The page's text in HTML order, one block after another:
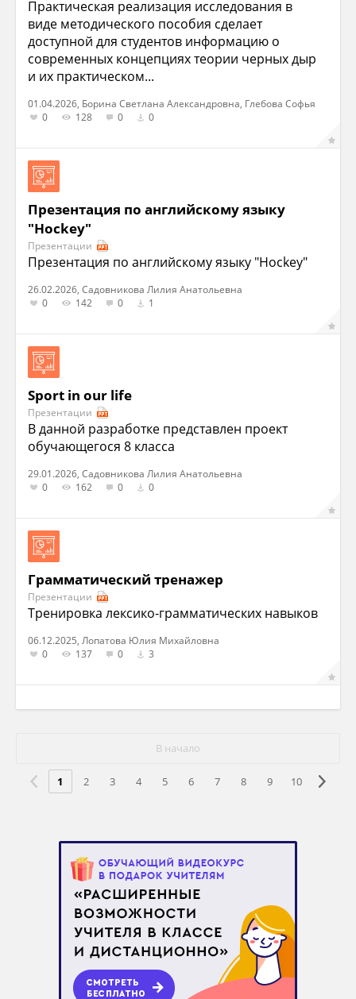
Практическая реализация исследования в
виде методического пособия сделает
доступной для студентов информацию о
современных концепциях теории черных дыр
и их практическом...
01.04.2026, Борина Светлана Александровна, Глебова Софья
0
128 0 0
Презентация по английскому языку
"Hockey"
Презентации
Презентация по английскому языку "Hockey"
26.02.2026, Садовникова Лилия Анатольевна
0
142 0 1
Sport in our life
Презентации
В данной разработке представлен проект
обучающегося 8 класса
29.01.2026, Садовникова Лилия Анатольевна
0
162 0 0
Грамматический тренажер
Презентации
Тренировка лексико-грамматических навыков
06.12.2025, Лопатова Юлия Михайловна
0
137 0 3
В начало
1 2 3 4 5 6 7 8 9 10